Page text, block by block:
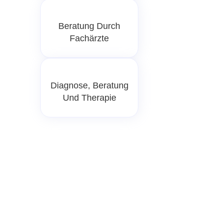
Beratung Durch
Fachärzte
Diagnose, Beratung
Und Therapie